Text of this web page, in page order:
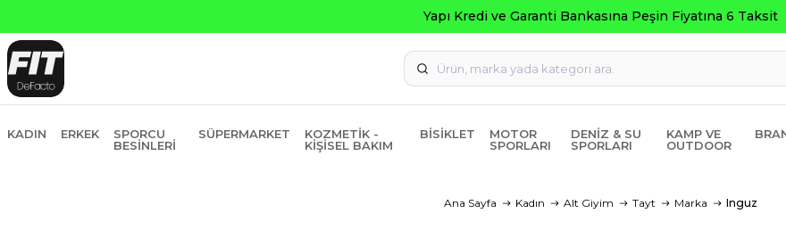
KADIN ERKEK
SPORCU
BESINLERI
SÜPERMARKET
KOZMETIK -
KIŞISEL BAKIM
BISIKLET
MOTOR
SPORLARI
DENIZ & SU
SPORLARI
KAMP VE
OUTDOOR
Ana Sayfa Kadın Alt Giyim Tayt Marka Inguz